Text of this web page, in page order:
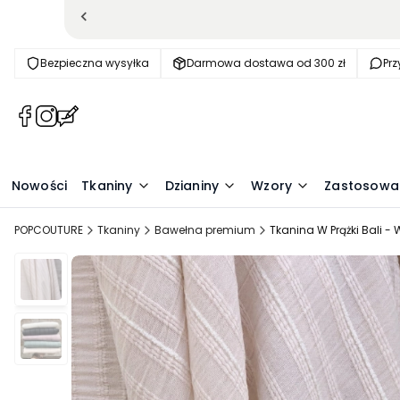
Bezpieczna wysyłka Darmowa dostawa od 300 zł
(Otwiera
nowej
(Otwiera
nowej
(Otwiera
nowej
Nowości Tkaniny Dzianiny Wzory
POPCOUTURE Tkaniny Bawełna premium Tkanina W Prążki Bali -